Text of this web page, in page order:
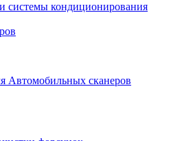
системы кондиционирования
Автомобильных сканеров